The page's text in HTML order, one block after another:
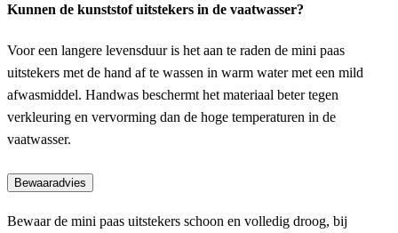
Kunnen de kunststof uitstekers in de vaatwasser?
Voor een langere levensduur is het aan te raden de mini paas
uitstekers met de hand af te wassen in warm water met een mild
afwasmiddel. Handwas beschermt het materiaal beter tegen
verkleuring en vervorming dan de hoge temperaturen in de
vaatwasser.
Bewaaradvies
Bewaar de mini paas uitstekers schoon en volledig droog, bij